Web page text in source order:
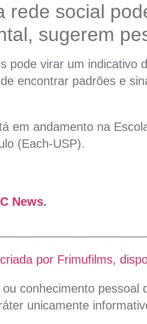
rede social
sugerem
pode virar um indicativo
encontrar padrões e
em andamento na
(Each-USP).
News.
por Frimufilms,
conhecimento pessoal
unicamente